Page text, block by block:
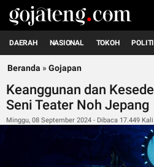
DAERAH NASIONAL TOKOH
Beranda » Gojapan
Keanggunan dan
Seni Teater Noh Jepang
Minggu, 08 September 2024 - Dibaca 17.449 Kali